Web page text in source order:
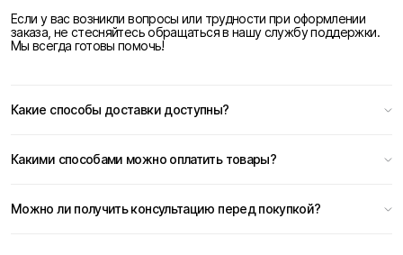
Если у вас возникли вопросы или трудности при оформлении
заказа, не стесняйтесь обращаться в нашу службу поддержки.
Мы всегда готовы помочь!
Какие способы доставки доступны?
Какими способами можно оплатить товары?
Можно ли получить консультацию перед покупкой?